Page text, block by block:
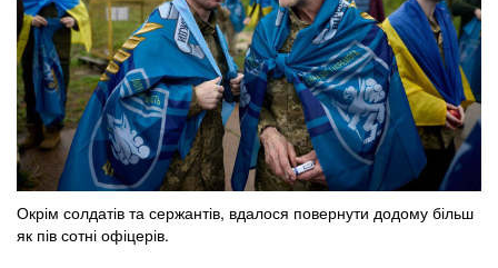
Окрім солдатів та сержантів, вдалося повернути додому більш
як пів сотні офіцерів.